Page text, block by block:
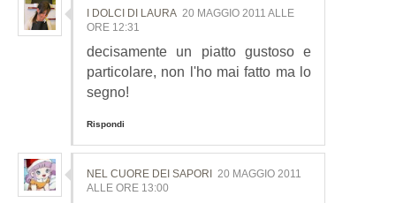
I DOLCI DI LAURA 20 MAGGIO 2011 ALLE
ORE 12:31
decisamente un piatto gustoso e
particolare, non l'ho mai fatto ma lo
segno!
Rispondi
NEL CUORE DEI SAPORI
20 MAGGIO 2011
ALLE ORE 13:00